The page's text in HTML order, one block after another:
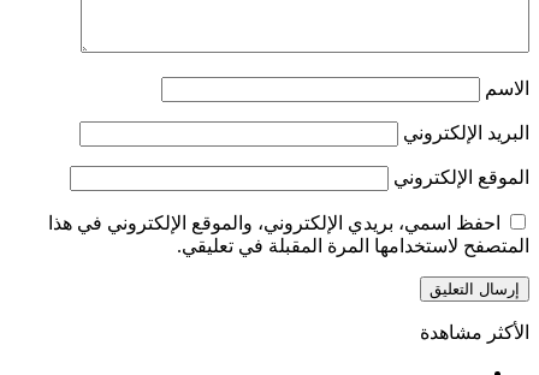
الاسم
البريد الإلكتروني
الموقع الإلكتروني
احفظ اسمي، بريدي الإلكتروني، والموقع الإلكتروني في هذا
المتصفح لاستخدامها المرة المقبلة في تعليقي.
الأكثر مشاهدة